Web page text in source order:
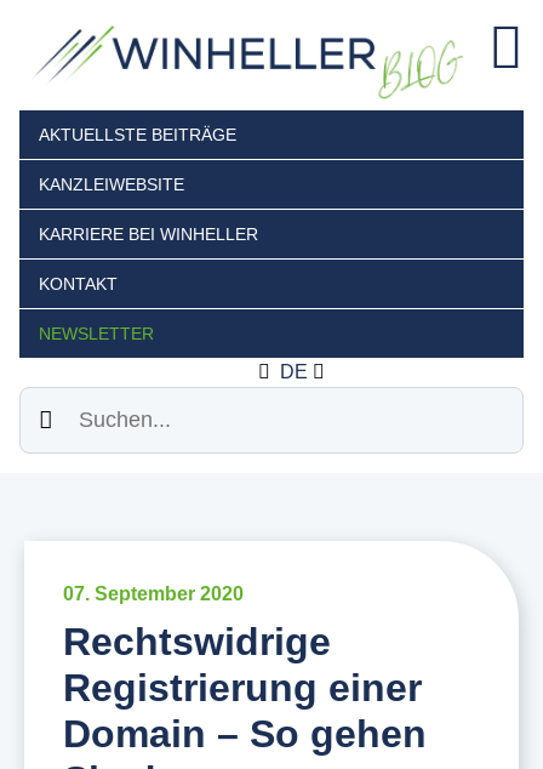
AKTUELLSTE BEITRÄGE
KANZLEIWEBSITE
KARRIERE BEI WINHELLER
KONTAKT
NEWSLETTER
DE
Suchen
07. September 2020
Rechtswidrige
Registrierung einer
Domain – So gehen